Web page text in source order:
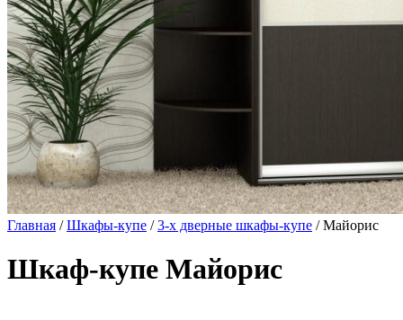
Главная /Шкафы-купе /3-х дверные шкафы-купе / Майорис
Шкаф-купе Майорис